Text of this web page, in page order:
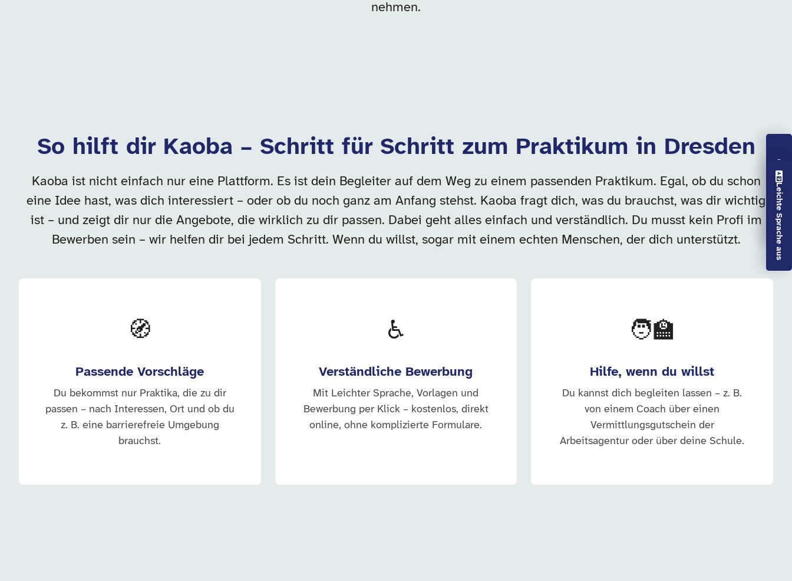
Vorlesen aus
Leichte Sprache aus
nehmen.
So hilft dir Kaoba – Schritt für Schritt zum Praktikum in Dresden
Kaoba ist nicht einfach nur eine Plattform. Es ist dein Begleiter auf dem Weg zu einem passenden Praktikum. Egal, ob du schon
eine Idee hast, was dich interessiert – oder ob du noch ganz am Anfang stehst. Kaoba fragt dich, was du brauchst, was dir wichtig
ist – und zeigt dir nur die Angebote, die wirklich zu dir passen. Dabei geht alles einfach und verständlich. Du musst kein Profi im
Bewerben sein – wir helfen dir bei jedem Schritt. Wenn du willst, sogar mit einem echten Menschen, der dich unterstützt.
🧭
Passende Vorschläge
Du bekommst nur Praktika, die zu dir
passen – nach Interessen, Ort und ob du
z. B. eine barrierefreie Umgebung
brauchst.
♿
Verständliche Bewerbung
Mit Leichter Sprache, Vorlagen und
Bewerbung per Klick – kostenlos, direkt
online, ohne komplizierte Formulare.
🧑‍🏫
Hilfe, wenn du willst
Du kannst dich begleiten lassen – z. B.
von einem Coach über einen
Vermittlungsgutschein der
Arbeitsagentur oder über deine Schule.